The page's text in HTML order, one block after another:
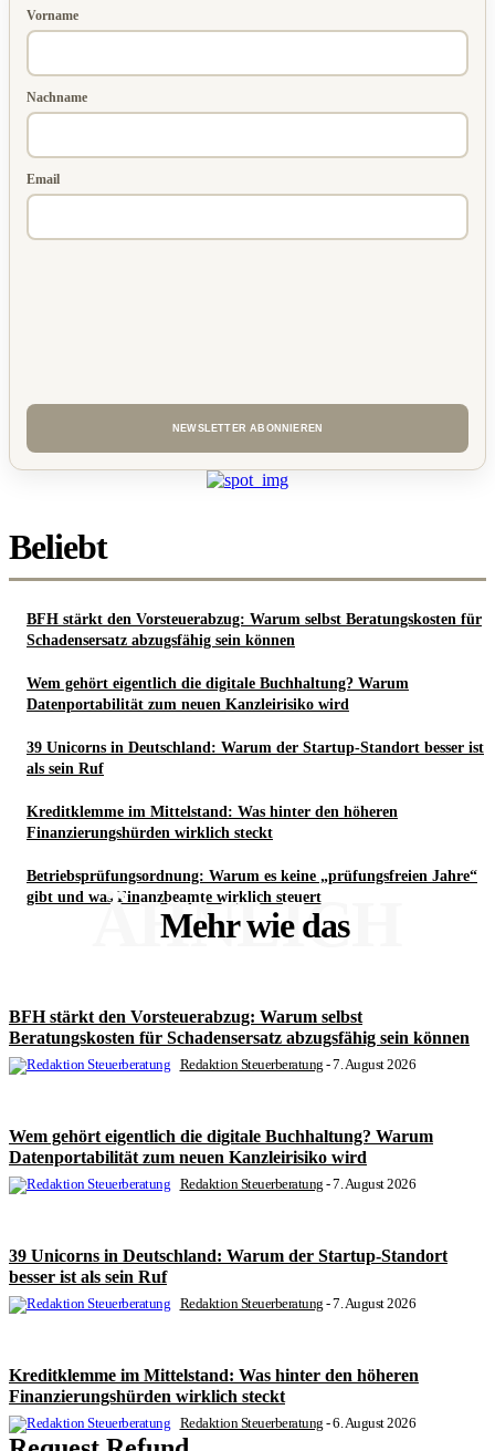
Vorname
Nachname
Email
Beliebt
BFH stärkt den Vorsteuerabzug: Warum selbst Beratungskosten für
Schadensersatz abzugsfähig sein können
Wem gehört eigentlich die digitale Buchhaltung? Warum
Datenportabilität zum neuen Kanzleirisiko wird
39 Unicorns in Deutschland: Warum der Startup-Standort besser ist
als sein Ruf
Kreditklemme im Mittelstand: Was hinter den höheren
Finanzierungshürden wirklich steckt
Betriebsprüfungsordnung: Warum es keine „prüfungsfreien Jahre“
gibt und was Finanzbeamte wirklich steuert
Mehr wie das
ÄHNLICH
BFH stärkt den Vorsteuerabzug: Warum selbst
Beratungskosten für Schadensersatz abzugsfähig sein können
Redaktion Steuerberatung -7. August 2026
Wem gehört eigentlich die digitale Buchhaltung? Warum
Datenportabilität zum neuen Kanzleirisiko wird
Redaktion Steuerberatung -7. August 2026
39 Unicorns in Deutschland: Warum der Startup-Standort
besser ist als sein Ruf
Redaktion Steuerberatung -7. August 2026
Kreditklemme im Mittelstand: Was hinter den höheren
Finanzierungshürden wirklich steckt
Redaktion Steuerberatung -6. August 2026